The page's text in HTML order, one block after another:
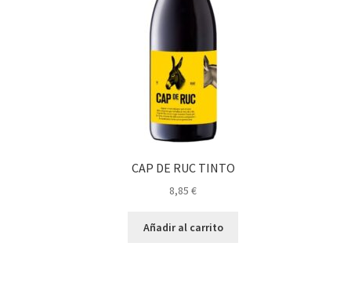
CAP DE RUC TINTO
8,85€
Añadir al carrito